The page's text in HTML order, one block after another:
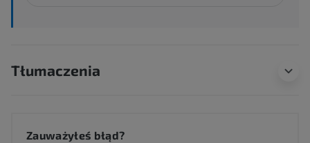
Tłumaczenia
Zauważyłeś błąd?